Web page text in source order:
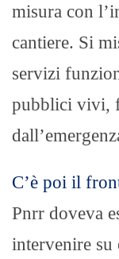
misura con
cantiere. Si
servizi
pubblici vivi,
C’è poi il
Pnrr doveva
intervenire